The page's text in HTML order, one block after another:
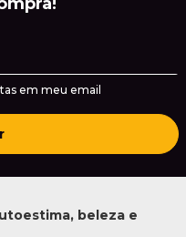
em meu email
beleza e